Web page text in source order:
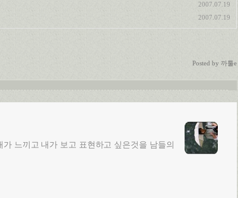
2007.07.19
2007.07.19
Posted by 까툴e
느끼고 내가 보고 표현하고 싶은것을 남들의